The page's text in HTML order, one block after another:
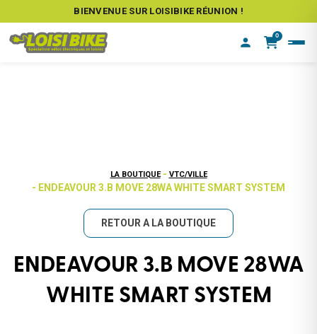
BIENVENUE SUR LOISIBIKE RÉUNION !
0
LA BOUTIQUE - VTC/VILLE
- ENDEAVOUR 3.B MOVE 28WA WHITE SMART SYSTEM
RETOUR A LA BOUTIQUE
ENDEAVOUR 3.B MOVE 28WA
WHITE SMART SYSTEM